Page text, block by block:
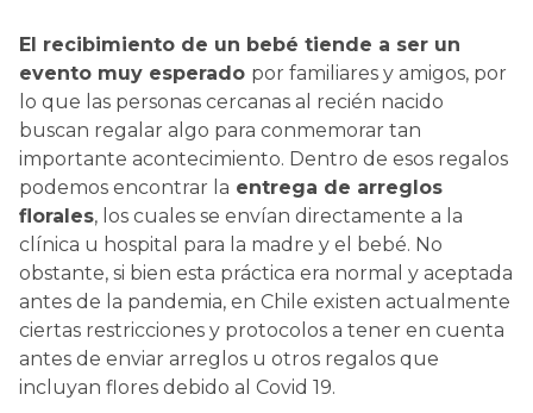
El recibimiento de un bebé tiende a ser un
evento muy esperado por familiares y amigos, por
lo que las personas cercanas al recién nacido
buscan regalar algo para conmemorar tan
importante acontecimiento. Dentro de esos regalos
podemos encontrar la entrega de arreglos
florales, los cuales se envían directamente a la
clínica u hospital para la madre y el bebé. No
obstante, si bien esta práctica era normal y aceptada
antes de la pandemia, en Chile existen actualmente
ciertas restricciones y protocolos a tener en cuenta
antes de enviar arreglos u otros regalos que
incluyan flores debido al Covid 19.